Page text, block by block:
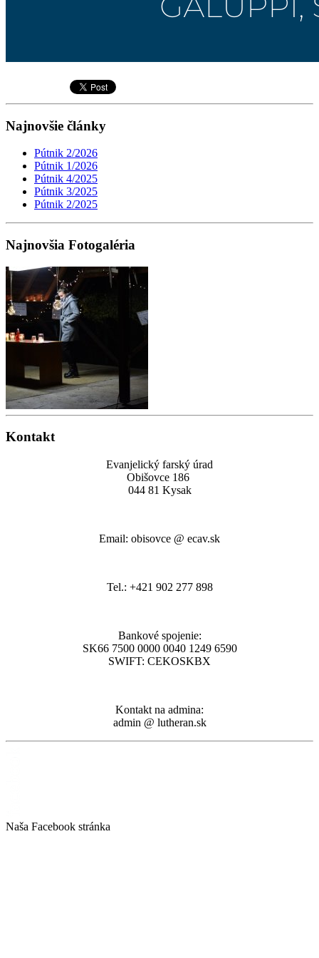
Najnovšie články
Pútnik 2/2026
Pútnik 1/2026
Pútnik 4/2025
Pútnik 3/2025
Pútnik 2/2025
Najnovšia Fotogaléria
Kontakt
Evanjelický farský úrad
Obišovce 186
044 81 Kysak
Email: obisovce @ ecav.sk
Tel.: +421 902 277 898
Bankové spojenie:
SK66 7500 0000 0040 1249 6590
SWIFT: CEKOSKBX
Kontakt na admina:
admin @ lutheran.sk
Naša Facebook stránka